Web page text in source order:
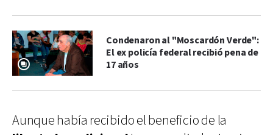
Condenaron al "Moscardón Verde":
El ex policía federal recibió pena de
17 años
Aunque había recibido el beneficio de la